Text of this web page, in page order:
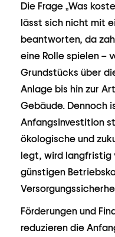
Die Frage „Was
lässt sich nicht mit
beantworten, da
eine Rolle spielen –
Grundstücks über
Anlage bis hin zur
Gebäude. Dennoch
Anfangsinvestition
ökologische und
legt, wird langfristig
günstigen
Förderungen und
reduzieren die